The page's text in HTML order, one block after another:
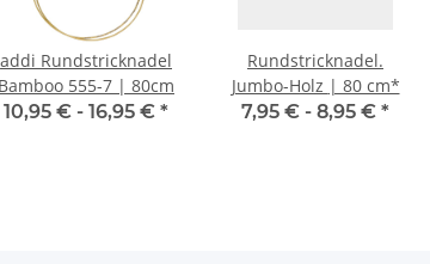
addi Rundstricknadel
Bamboo 555-7 | 80cm
10,95 € - 16,95 € *
Rundstricknadel.
Jumbo-Holz | 80 cm*
7,95 € - 8,95 € *